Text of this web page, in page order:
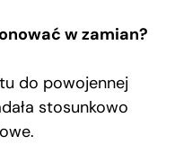
w zamian?
do powojennej
stosunkowo